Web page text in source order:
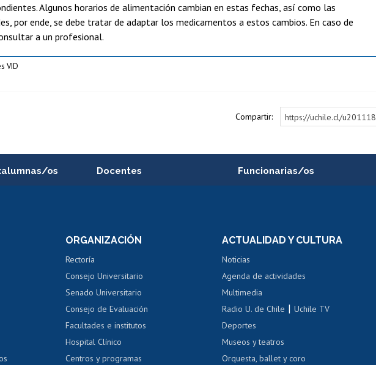
Algunos horarios de alimentación cambian en estas fechas, así como las
por ende, se debe tratar de adaptar los medicamentos a estos cambios. En caso de
a un profesional.
VID
Compartir: https://uchile.cl/u201118
os
de notas
alumnos
exalumnos
grados
Docentes
Perfeccionamiento
Evaluación docente
Calificación académica
Postulación al AUCAI
Funcionarias/os
Portal de movilidad interna
Certificado de renta
Certificado de renta
Gestión de correo uchile
Acoso laboral, sexual y violencia
ORGANIZACIÓN
Rectoría
Consejo Universitario
Senado Universitario
Consejo de Evaluación
Facultades e institutos
Hospital Clínico
Centros y programas
ACTUALIDAD Y CULTURA
Noticias
Agenda de actividades
Multimedia
Radio U. de Chile |Uchile TV
Deportes
Museos y teatros
Orquesta, ballet y coro